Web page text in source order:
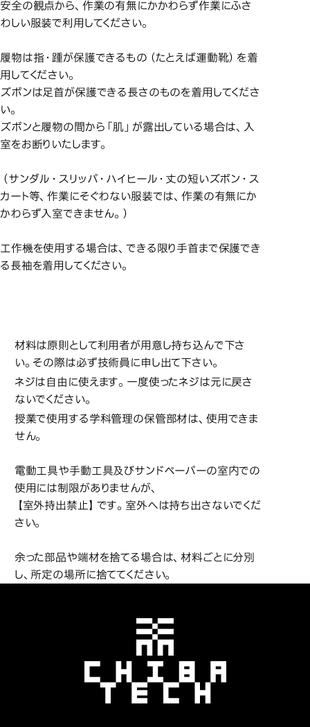
入室時の服装
安全の観点から、作業の有無にかかわらず作業にふさ
わしい服装で利用してください。
履物は指・踵が保護できるもの（たとえば運動靴）を着
用してください。
ズボンは足首が保護できる長さのものを着用してくださ
い。
ズボンと履物の間から「肌」が露出している場合は、入
室をお断りいたします。
（サンダル・スリッパ・ハイヒール・丈の短いズボン・ス
カート等、作業にそぐわない服装では、作業の有無にか
かわらず入室できません。）
工作機を使用する場合は、できる限り手首まで保護でき
る長袖を着用してください。
材料部品の使用
材料は原則として利用者が用意し持ち込んで下さ
い。その際は必ず技術員に申し出て下さい。
ネジは自由に使えます。一度使ったネジは元に戻さ
ないでください。
授業で使用する学科管理の保管部材は、使用できま
せん。
電動工具や手動工具及びサンドペーパーの室内での
使用には制限がありませんが、
【室外持出禁止】です。室外へは持ち出さないでくだ
さい。
余った部品や端材を捨てる場合は、材料ごとに分別
し、所定の場所に捨ててください。
千葉工業大学